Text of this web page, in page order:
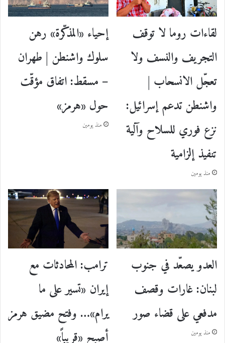
لقاءات روما لا توقف
التجريف والنسف ولا
تعجّل الانسحاب |
واشنطن تدعم إسرائيل:
نزع فوري للسلاح وآلية
تنفيذ إلزامية
منذ يومين
إحياء «المذكّرة» رهن
سلوك واشنطن | طهران
– مسقط: اتفاق مؤقّت
حول «هرمز»
منذ يومين
العدو يصعّد في جنوب
لبنان: غارات وقصف
مدفعي على قضاء صور
منذ يومين
ترامب: المحادثات مع
إيران «تسير على ما
يرام»… وفتح مضيق هرمز
أصبح «قريباً»